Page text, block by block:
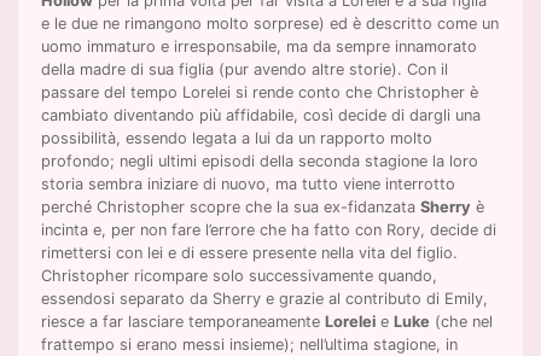
e le due ne rimangono molto sorprese) ed è descritto come un
uomo immaturo e irresponsabile, ma da sempre innamorato
della madre di sua figlia (pur avendo altre storie). Con il
passare del tempo Lorelei si rende conto che Christopher è
cambiato diventando più affidabile, così decide di dargli una
possibilità, essendo legata a lui da un rapporto molto
profondo; negli ultimi episodi della seconda stagione la loro
storia sembra iniziare di nuovo, ma tutto viene interrotto
perché Christopher scopre che la sua ex-fidanzataSherry è
incinta e, per non fare l’errore che ha fatto con Rory, decide di
rimettersi con lei e di essere presente nella vita del figlio.
Christopher ricompare solo successivamente quando,
essendosi separato da Sherry e grazie al contributo di Emily,
riesce a far lasciare temporaneamenteLorelei eLuke (che nel
frattempo si erano messi insieme); nell’ultima stagione, in